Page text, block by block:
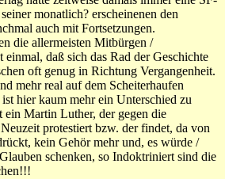
monatlich? erscheinenen den
auch mit Fortsetzungen.
die allermeisten Mitbürgen /
einmal, daß sich das Rad der Geschichte
oft genug in Richtung Vergangenheit.
mehr real auf dem Scheiterhaufen
hier kaum mehr ein Unterschied zu
ein Martin Luther, der gegen die
protestiert bzw. der findet, da von
kein Gehör mehr und, es würde /
schenken, so Indoktriniert sind die